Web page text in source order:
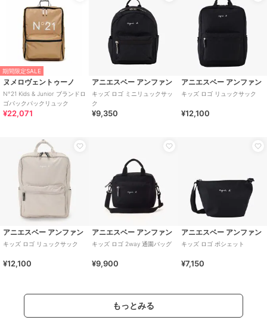
期間限定SALE
ヌメロヴェントゥーノ
N°21 Kids & Junior ブランドロ
ゴバックパックリュック
¥22,071
アニエスベー アンファン
キッズ ロゴ ミニリュックサッ
ク
¥9,350
アニエスベー アンファン
キッズ ロゴ リュックサック
¥12,100
アニエスベー アンファン
キッズ ロゴ リュックサック
¥12,100
アニエスベー アンファン
キッズ ロゴ 2way 通園バッグ
¥9,900
アニエスベー アンファン
キッズ ロゴ ポシェット
¥7,150
もっとみる